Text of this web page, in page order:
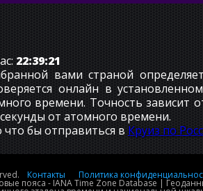
22:39:22
вами страной
онлайн в
времени. Точность зависит
от атомного времени.
бы отправиться в Круиз по
Контакты Политика
пояса - IANA Time Zone Database |